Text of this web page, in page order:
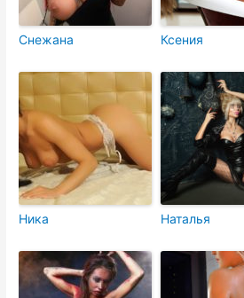
Снежана Ксения
Ника Наталья